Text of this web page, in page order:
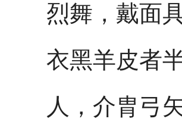
烈舞，戴面
衣黑羊皮者
人，介胄弓